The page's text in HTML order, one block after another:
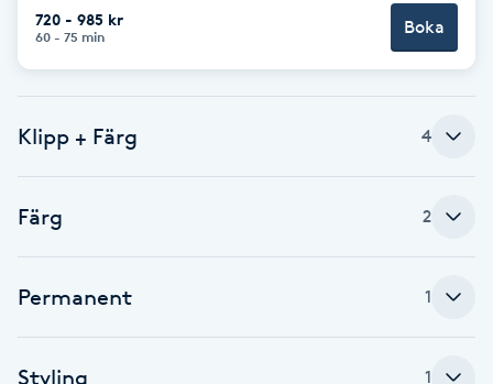
Bottenfärg
Brynformning
Brynfärgning
Bröllopsuppsättning
C
720 - 985 kr
60 - 75 min Boka
Klipp + Färg 4
Färg 2
Permanent 1
Styling 1